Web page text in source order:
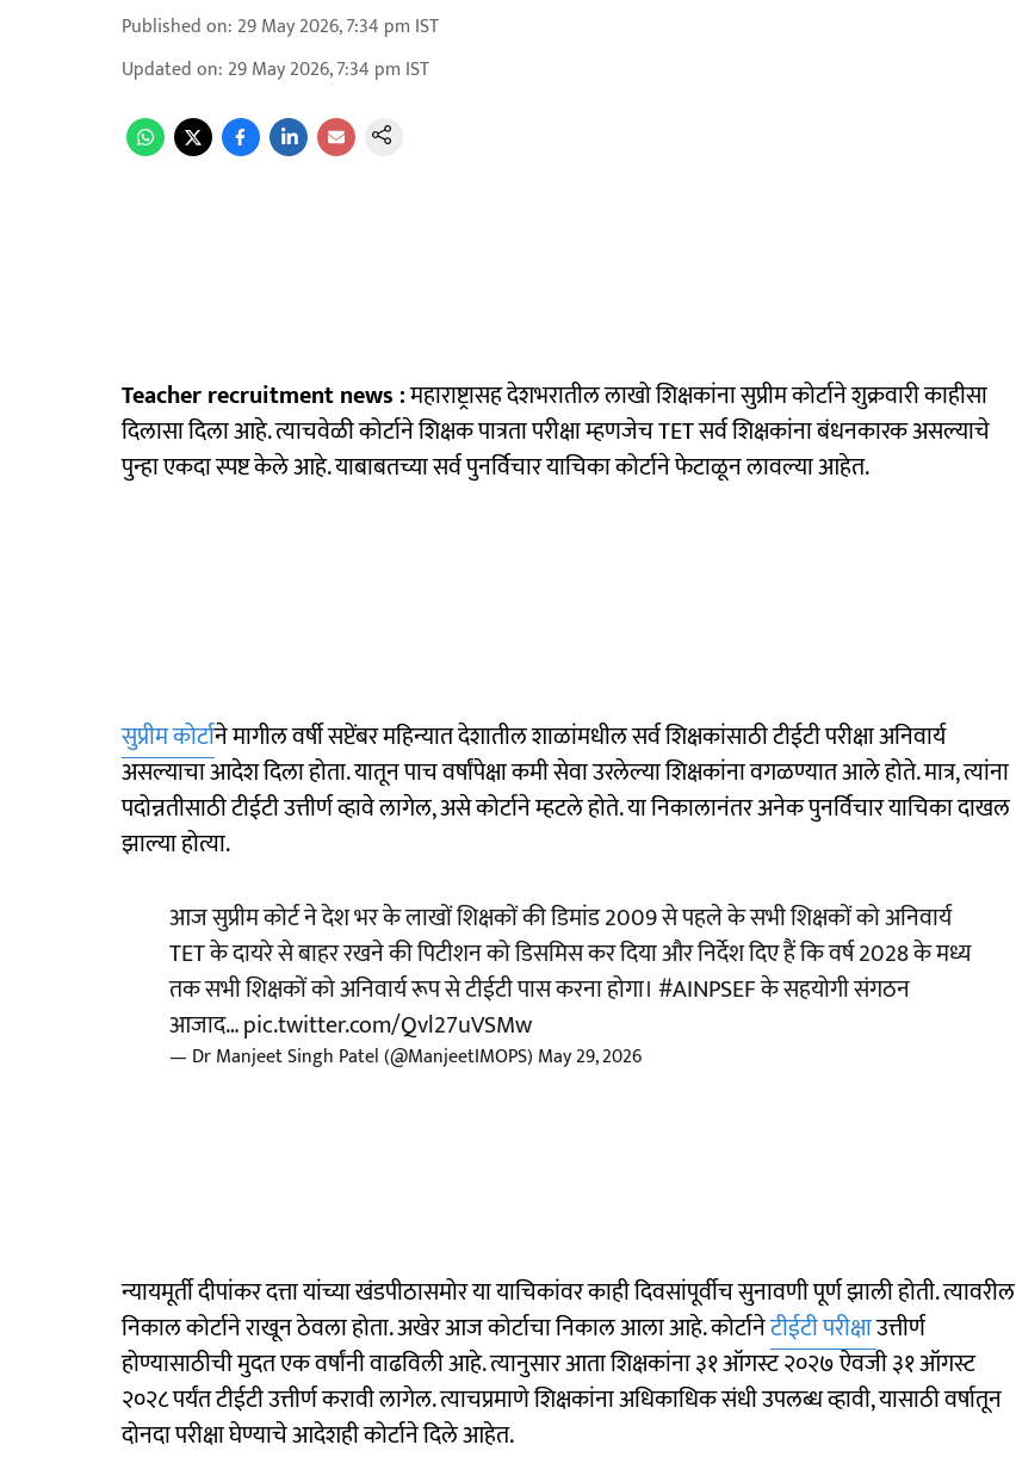
Published on: 29 May 2026, 7:34 pm IST
Updated on: 29 May 2026, 7:34 pm IST
Teacher recruitment news :महाराष्ट्रासह देशभरातील लाखो शिक्षकांना सुप्रीम कोर्टाने शुक्रवारी काहीसा
दिलासा दिला आहे. त्याचवेळी कोर्टाने शिक्षक पात्रता परीक्षा म्हणजेच TET सर्व शिक्षकांना बंधनकारक असल्याचे
पुन्हा एकदा स्पष्ट केले आहे. याबाबतच्या सर्व पुनर्विचार याचिका कोर्टाने फेटाळून लावल्या आहेत.
सुप्रीम कोर्टाने मागील वर्षी सप्टेंबर महिन्यात देशातील शाळांमधील सर्व शिक्षकांसाठी टीईटी परीक्षा अनिवार्य
असल्याचा आदेश दिला होता. यातून पाच वर्षांपेक्षा कमी सेवा उरलेल्या शिक्षकांना वगळण्यात आले होते. मात्र, त्यांना
पदोन्नतीसाठी टीईटी उत्तीर्ण व्हावे लागेल, असे कोर्टाने म्हटले होते. या निकालानंतर अनेक पुनर्विचार याचिका दाखल
झाल्या होत्या.
आज सुप्रीम कोर्ट ने देश भर के लाखों शिक्षकों की डिमांड 2009 से पहले के सभी शिक्षकों को अनिवार्य
TET के दायरे से बाहर रखने की पिटीशन को डिसमिस कर दिया और निर्देश दिए हैं कि वर्ष 2028 के मध्य
तक सभी शिक्षकों को अनिवार्य रूप से टीईटी पास करना होगा। #AINPSEFके सहयोगी संगठन
आजाद…pic.twitter.com/Qvl27uVSMw
— Dr Manjeet Singh Patel (@ManjeetIMOPS) May 29, 2026
न्यायमूर्ती दीपांकर दत्ता यांच्या खंडपीठासमोर या याचिकांवर काही दिवसांपूर्वीच सुनावणी पूर्ण झाली होती. त्यावरील
निकाल कोर्टाने राखून ठेवला होता. अखेर आज कोर्टाचा निकाल आला आहे. कोर्टानेटीईटी परीक्षाउत्तीर्ण
होण्यासाठीची मुदत एक वर्षांनी वाढविली आहे. त्यानुसार आता शिक्षकांना ३१ ऑगस्ट २०२७ ऐवजी ३१ ऑगस्ट
२०२८ पर्यंत टीईटी उत्तीर्ण करावी लागेल. त्याचप्रमाणे शिक्षकांना अधिकाधिक संधी उपलब्ध व्हावी, यासाठी वर्षातून
दोनदा परीक्षा घेण्याचे आदेशही कोर्टाने दिले आहेत.